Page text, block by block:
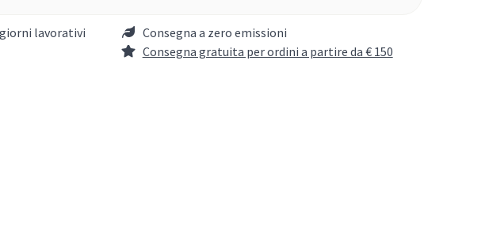
lavorativi
Consegna a zero emissioni
Consegna gratuita per ordini a partire da € 150